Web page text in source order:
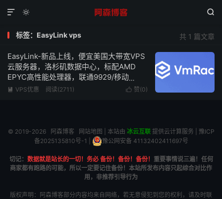
 

共 1 篇文章
标签：EasyLink vps
EasyLink-新品上线，便宜美国大带宽VPS
云服务器，洛杉矶数据中心，标配AMD
EPYC高性能处理器，联通9929/移动
CMIN2高端线路，可免费更换2次IP，低至
 赞(0)
 VPS优惠 阅读(2711)
© 2019-2026 阿森博客 网站地图 | 本站由 冰云互联提供云计算服务 | 豫ICP
备2025135810号-1
豫公网安备 41132402411697号
切记： 数据就是站长的一切！务必 备份！备份！备份！ 重要事情说三遍！任何
商家都有跑路的可能，所以一定要记住备份！本站所发布内容只起综合对比作
用，非推荐引导行为
版权声明：阿森博客部分内容均来自网络，若无意侵犯到您的权利，请及时联